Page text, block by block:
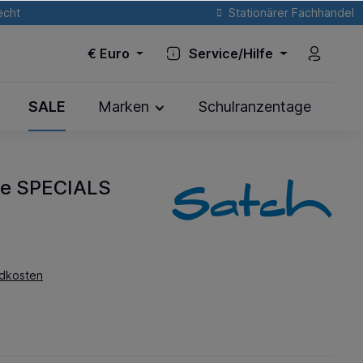
Stationärer Fachhandel
€ Euro Service/Hilfe
SALE Marken Schulranzentage
SPECIALS